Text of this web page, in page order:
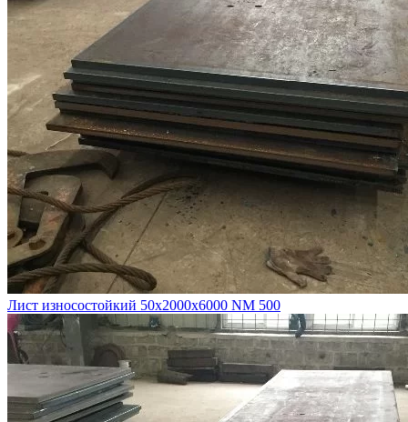
Лист износостойкий 50х2000х6000 NM 500